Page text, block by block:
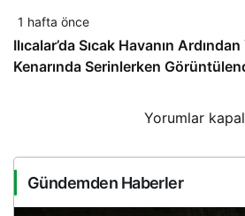
1 hafta önce
Ilıcalar’da Sıcak Havanın
Kenarında Serinlerken
Yorumlar
Gündemden Haberler